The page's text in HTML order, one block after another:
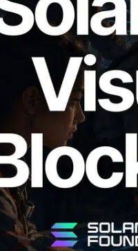
lanceert
—
toegewezen